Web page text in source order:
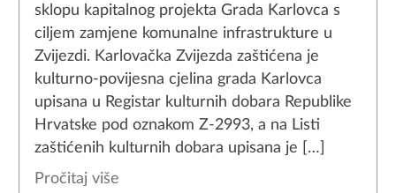
sklopu kapitalnog projekta Grada Karlovca s
ciljem zamjene komunalne infrastrukture u
Zvijezdi. Karlovačka Zvijezda zaštićena je
kulturno-povijesna cjelina grada Karlovca
upisana u Registar kulturnih dobara Republike
Hrvatske pod oznakom Z-2993, a na Listi
zaštićenih kulturnih dobara upisana je […]
Pročitaj više